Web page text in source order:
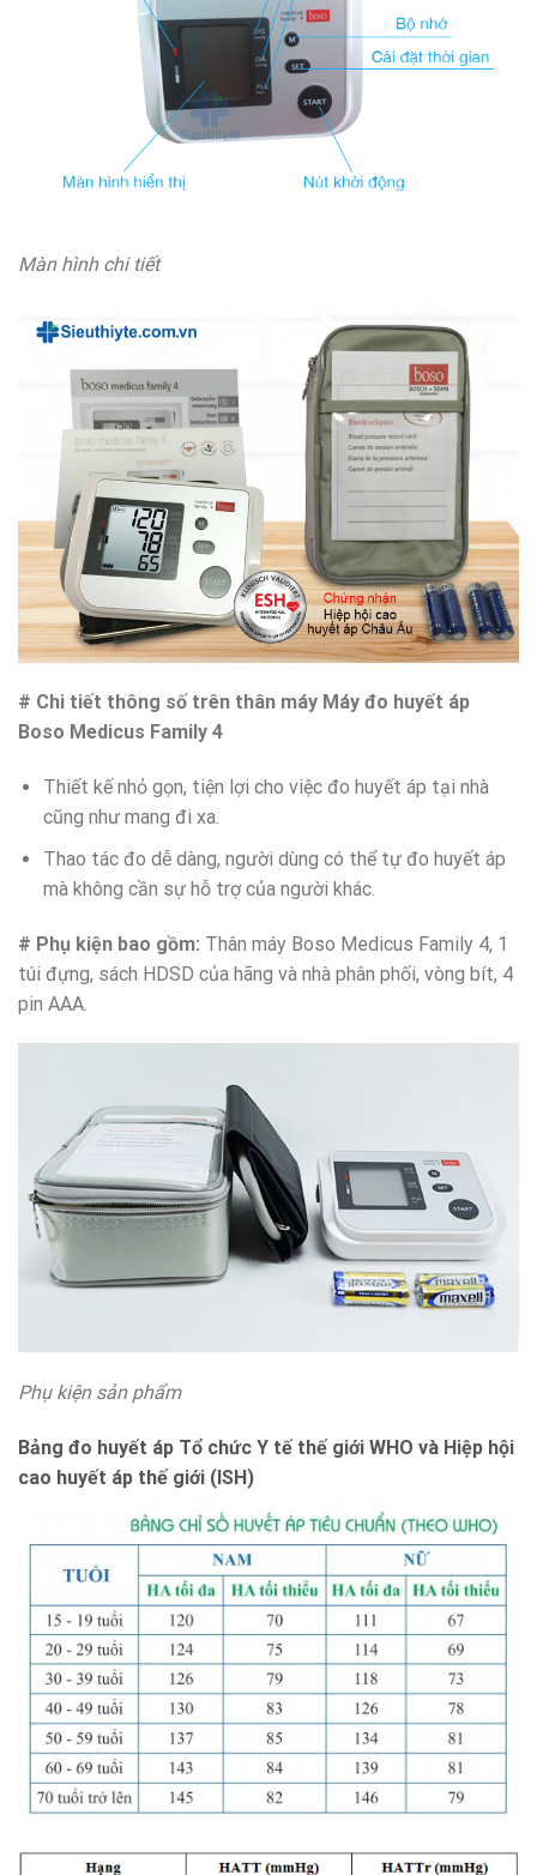
Màn hình chi tiết
# Chi tiết thông số trên thân máy Máy đo huyết áp
Boso Medicus Family 4
Thiết kế nhỏ gọn, tiện lợi cho việc đo huyết áp tại nhà
cũng như mang đi xa.
Thao tác đo dễ dàng, người dùng có thể tự đo huyết áp
mà không cần sự hỗ trợ của người khác.
# Phụ kiện bao gồm: Thân máy Boso Medicus Family 4, 1
túi đựng, sách HDSD của hãng và nhà phân phối, vòng bít, 4
pin AAA.
Phụ kiện sản phẩm
Bảng đo huyết áp Tổ chức Y tế thế giới WHO và Hiệp hội
cao huyết áp thế giới (ISH)